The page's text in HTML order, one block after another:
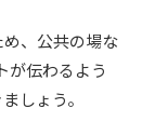
、公共の場な
が伝わるよう
しょう。